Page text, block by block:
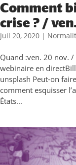
Comment
crise ? /
Juil 20, 2020 |
Quand :ven. 20 nov.
webinaire en
unsplash Peut-on
comment esquisser
États...